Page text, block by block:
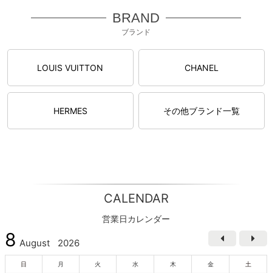
BRAND
ブランド
LOUIS VUITTON CHANEL
HERMES その他ブランド一覧
CALENDAR
営業日カレンダー
8 August 2026
日 月 火 水 木 金 土